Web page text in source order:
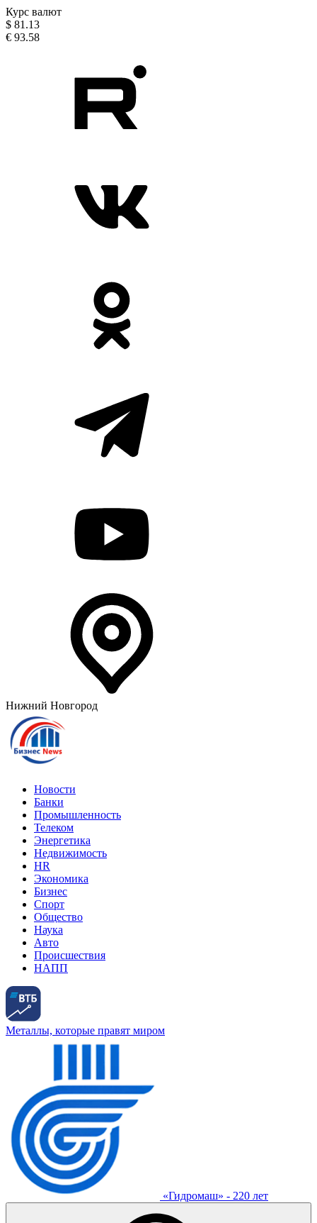
Курс валют
$ 81.13
€ 93.58
Нижний Новгород
Новости
Банки
Промышленность
Телеком
Энергетика
Недвижимость
HR
Экономика
Бизнес
Спорт
Общество
Наука
Авто
Происшествия
НАПП
Металлы, которые правят миром
«Гидромаш» - 220 лет